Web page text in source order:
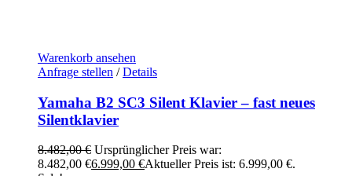
Warenkorb ansehen
Anfrage stellen / Details
Yamaha B2 SC3 Silent Klavier – fast neues
Silentklavier
8.482,00€ Ursprünglicher Preis war:
8.482,00 €6.999,00 €Aktueller Preis ist: 6.999,00 €.